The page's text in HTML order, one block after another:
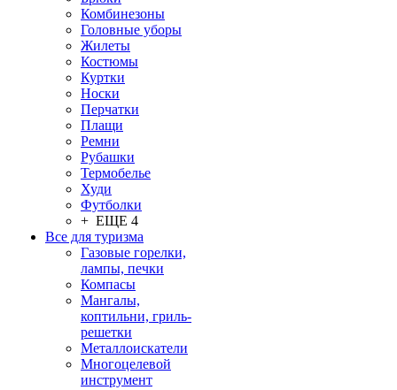
Комбинезоны
Головные уборы
Жилеты
Костюмы
Куртки
Носки
Перчатки
Плащи
Ремни
Рубашки
Термобелье
Худи
Футболки
+ ЕЩЕ 4
Все для туризма
Газовые горелки,
лампы, печки
Компасы
Мангалы,
коптильни, гриль-
решетки
Металлоискатели
Многоцелевой
инструмент